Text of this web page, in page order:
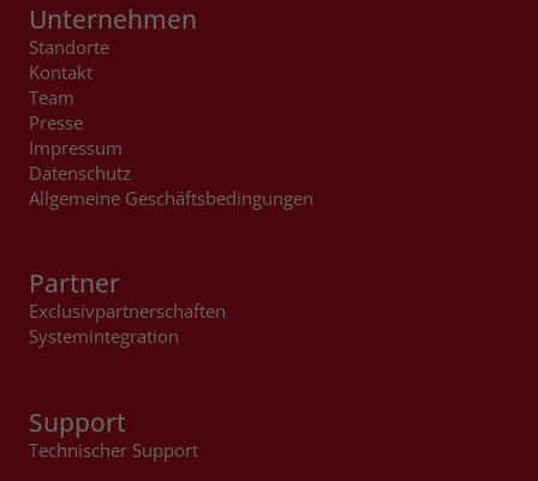
Unternehmen
Standorte
Kontakt
Team
Presse
Impressum
Datenschutz
Allgemeine Geschäftsbedingungen
Partner
Exclusivpartnerschaften
Systemintegration
Support
Technischer Support